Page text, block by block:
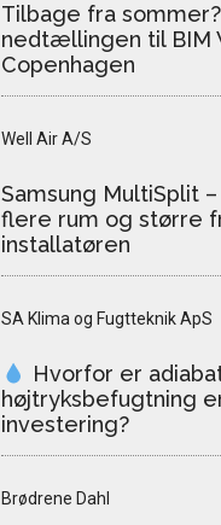
Tilbage fra
nedtællingen til BIM
Copenhagen
Well Air A/S
Samsung MultiSplit
flere rum og større
installatøren
SA Klima og Fugtteknik ApS
Hvorfor er
højtryksbefugtning
investering?
Brødrene Dahl